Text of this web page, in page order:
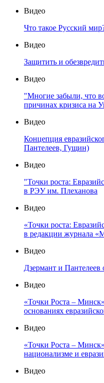
Видео
Что такое Русский
Видео
Защитить и
Видео
"Многие забыли, что
причинах кризиса на
Видео
Концепция
Пантелеев, Гущин)
Видео
"Точки роста:
в РЭУ им. Плеханова
Видео
«Точки роста:
в редакции журнала
Видео
Дзермант и Пантелеев
Видео
«Точки Роста –
основаниях
Видео
«Точки Роста –
национализме и
Видео